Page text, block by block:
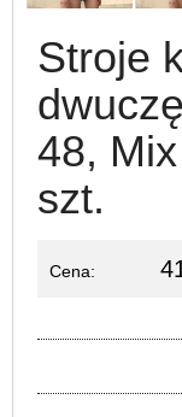
Stroje
48,
szt.
Cena: